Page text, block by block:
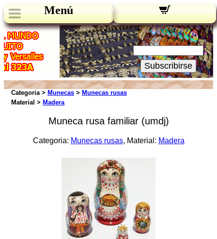
Menú
Novedades:
Su Email:
Subscribirse
Categoria > Munecas > Munecas rusas
Material > Madera
Muneca rusa familiar (umdj)
Categoria: Munecas rusas, Material: Madera